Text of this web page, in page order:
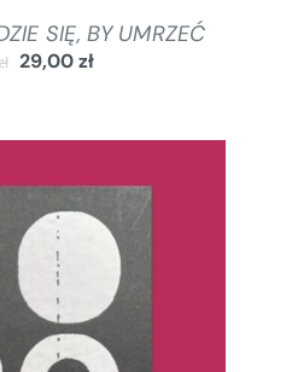
SIĘ, BY UMRZEĆ
29,00zł